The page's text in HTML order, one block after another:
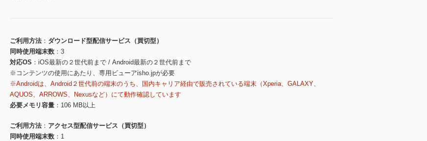
ご利用方法
ダウンロード型配信サービス（買切型）
同時使用端末数
3
対応OS
iOS最新の２世代前まで / Android最新の２世代前まで
※コンテンツの使用にあたり、専用ビューアisho.jpが必要
※Androidは、Android２世代前の端末のうち、国内キャリア経由で販売されている端末（Xperia、GALAXY、
AQUOS、ARROWS、Nexusなど）にて動作確認しています
必要メモリ容量
106 MB以上
ご利用方法
アクセス型配信サービス（買切型）
同時使用端末数
1